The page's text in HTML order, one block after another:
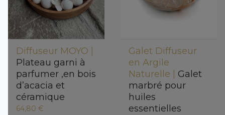
Diffuseur MOYO |
Plateau garni à
parfumer ,en bois
d’acacia et
céramique
64,80 €
Galet Diffuseur
en Argile
Naturelle | Galet
marbré pour
huiles
essentielles